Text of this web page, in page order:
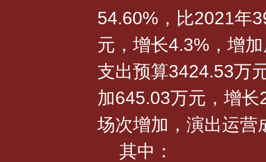
54.60%，比2021年
元，增长4.3%，增
支出预算3424.53万
加645.03万元，增
场次增加，演出运营
其中：